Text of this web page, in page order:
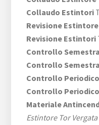
Collaudo Estintori
Revisione Estintore
Revisione Estintori
Controllo
Controllo
Controllo
Controllo
Materiale
Estintore Tor Vergata